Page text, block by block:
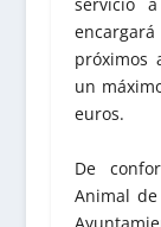
próximos
un
euros.
De
Animal